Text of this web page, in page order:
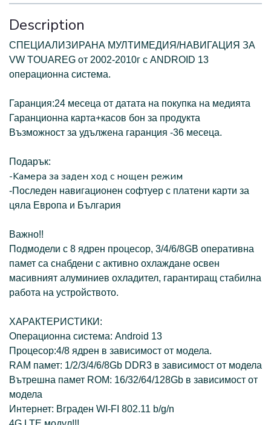
Description
СПЕЦИАЛИЗИРАНА МУЛТИМЕДИЯ/НАВИГАЦИЯ ЗА
VW TOUAREG от 2002-2010г с ANDROID 13
oперационна система.
Гаранция:24 месеца от датата на покупка на медията
Гаранционна карта+касов бон за продукта
Възможност за удължена гаранция -36 месеца.
Подарък:
-Kaмера за заден ход с нощен режим
-Последен навигационен софтуер с платени карти за
цяла Европа и България
Важно!!
Подмодели с 8 ядрен процесор, 3/4/6/8GB оперативна
памет са снабдени с активно охлаждане освен
масивният алуминиев охладител, гарантиращ стабилна
работа на устройството.
ХАРАКТЕРИСТИКИ:
Операционна система: Android 13
Процесор:4/8 ядрен в зависимост от модела.
RAM памет: 1/2/3/4/6/8Gb DDR3 в зависимост от модела
Вътрешна памет ROM: 16/32/64/128Gb в зависимост от
модела
Интернет: Вграден WI-FI 802.11 b/g/n